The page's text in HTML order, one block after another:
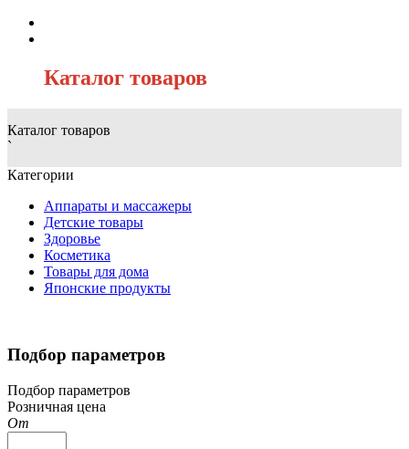
Каталог товаров
Каталог товаров
`
Категории
Аппараты и массажеры
Детские товары
Здоровье
Косметика
Товары для дома
Японские продукты
Подбор параметров
Подбор параметров
Розничная цена
От